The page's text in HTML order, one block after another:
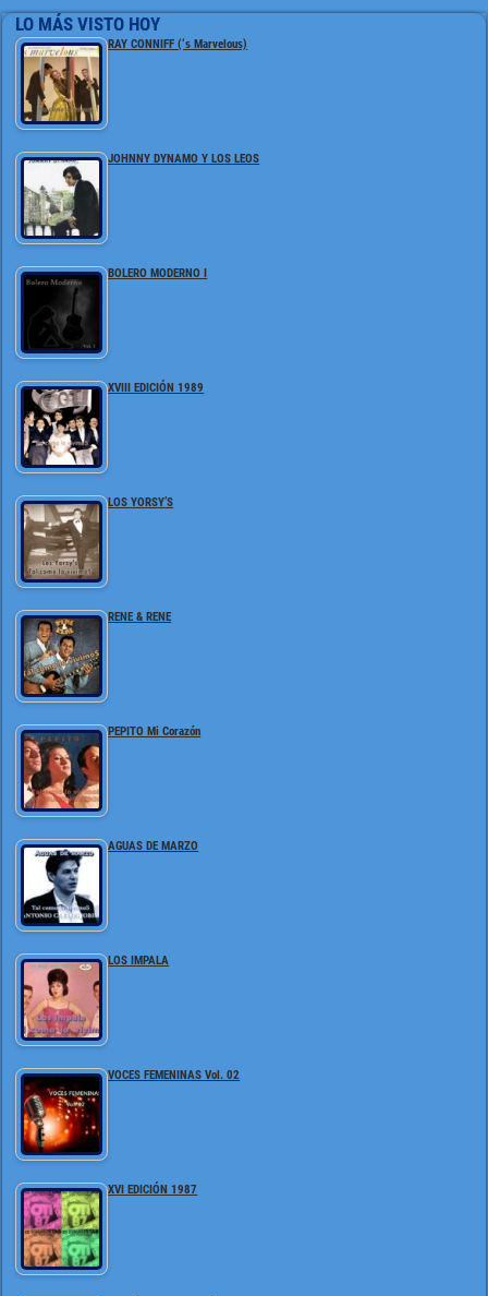
LO MÁS VISTO HOY
RAY CONNIFF (‘s Marvelous)
JOHNNY DYNAMO Y LOS LEOS
BOLERO MODERNO I
XVIII EDICIÓN 1989
LOS YORSY’S
RENE & RENE
PEPITO Mi Corazón
AGUAS DE MARZO
LOS IMPALA
VOCES FEMENINAS Vol. 02
XVI EDICIÓN 1987